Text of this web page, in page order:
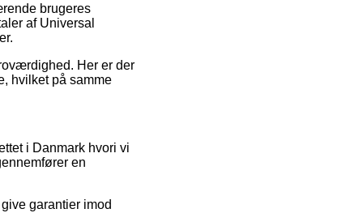
brugeres
af Universal
Her er der
hvilket på samme
i Danmark hvori vi
en
garantier imod